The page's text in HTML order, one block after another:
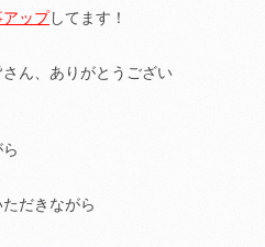
アップしてます！
ん、ありがとうござい
だきながら